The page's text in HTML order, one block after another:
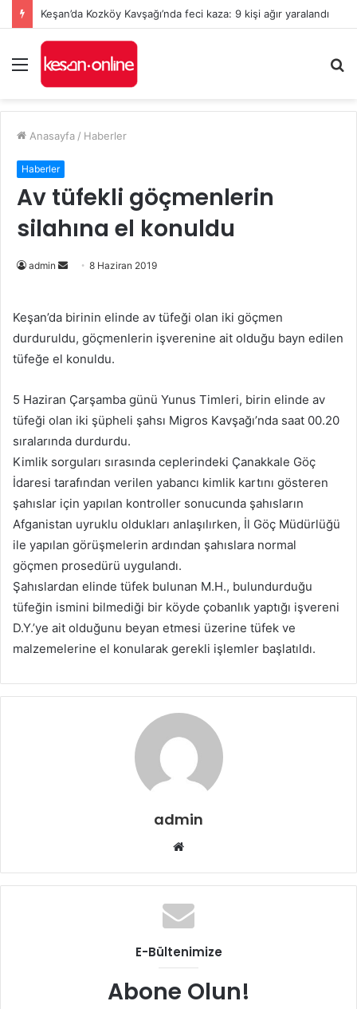
Keşan’da Kozköy Kavşağı’nda feci kaza: 9 kişi ağır yaralandı
Menü
...
Anasayfa / Haberler
Haberler
Av tüfekli göçmenlerin
silahına el konuldu
admin
Bir
göndermek
8 Haziran 2019
Keşan’da birinin elinde av tüfeği olan iki göçmen
durduruldu, göçmenlerin işverenine ait olduğu bayn edilen
tüfeğe el konuldu.
5 Haziran Çarşamba günü Yunus Timleri, birin elinde av
tüfeği olan iki şüpheli şahsı Migros Kavşağı’nda saat 00.20
sıralarında durdurdu.
Kimlik sorguları sırasında ceplerindeki Çanakkale Göç
İdaresi tarafından verilen yabancı kimlik kartını gösteren
şahıslar için yapılan kontroller sonucunda şahısların
Afganistan uyruklu oldukları anlaşılırken, İl Göç Müdürlüğü
ile yapılan görüşmelerin ardından şahıslara normal
göçmen prosedürü uygulandı.
Şahıslardan elinde tüfek bulunan M.H., bulundurduğu
tüfeğin ismini bilmediği bir köyde çobanlık yaptığı işvereni
D.Y.’ye ait olduğunu beyan etmesi üzerine tüfek ve
malzemelerine el konularak gerekli işlemler başlatıldı.
admin
Web
E-Bültenimize
Abone Olun!